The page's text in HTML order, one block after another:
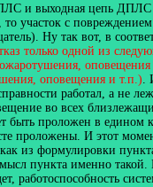
и выходная цепь ДПЛС
участок с
Ну так вот, в
только одной из
оповещения и т.п.)
работал, а не
во всех
проложен в едином
проложены. И этот
из формулировки
пункта именно такой.